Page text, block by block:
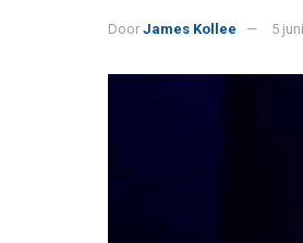
Door James Kollee 5